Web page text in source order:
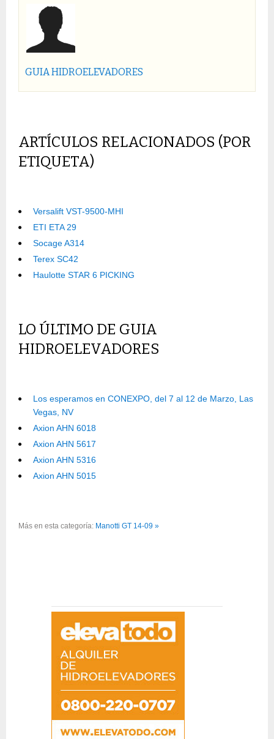
GUIA HIDROELEVADORES
ARTÍCULOS RELACIONADOS (POR
ETIQUETA)
Versalift VST-9500-MHI
ETI ETA 29
Socage A314
Terex SC42
Haulotte STAR 6 PICKING
LO ÚLTIMO DE GUIA
HIDROELEVADORES
Los esperamos en CONEXPO, del 7 al 12 de Marzo, Las
Vegas, NV
Axion AHN 6018
Axion AHN 5617
Axion AHN 5316
Axion AHN 5015
Más en esta categoría: Manotti GT 14-09 »